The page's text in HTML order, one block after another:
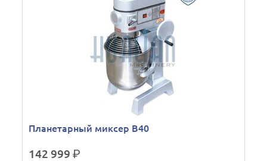
Планетарный миксер B40
142 999р.